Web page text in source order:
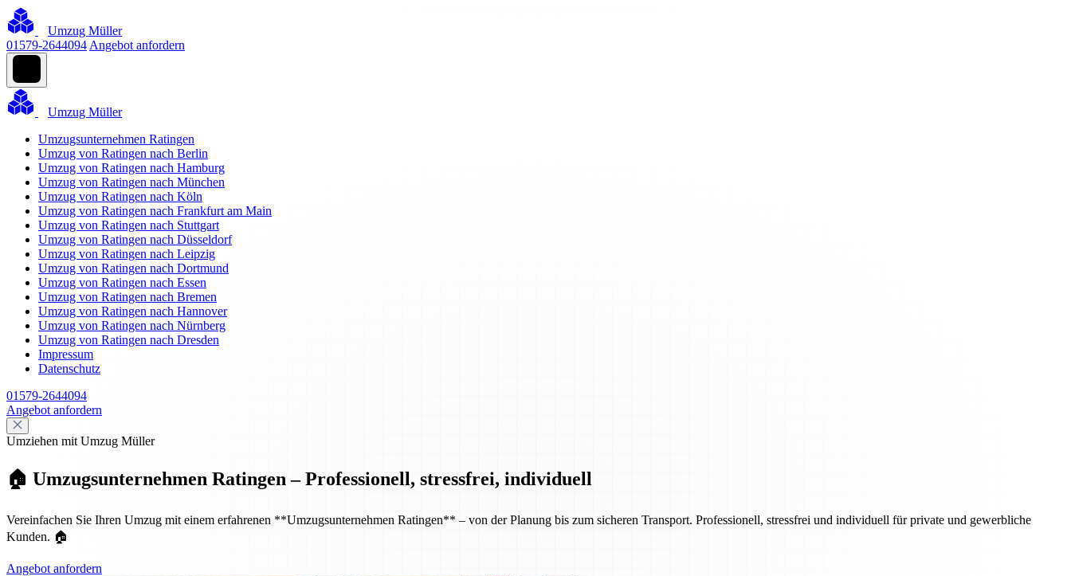
Umzug Müller
01579-2644094 Angebot anfordern
Umzug Müller
Umzugsunternehmen Ratingen
Umzug von Ratingen nach Berlin
Umzug von Ratingen nach Hamburg
Umzug von Ratingen nach München
Umzug von Ratingen nach Köln
Umzug von Ratingen nach Frankfurt am Main
Umzug von Ratingen nach Stuttgart
Umzug von Ratingen nach Düsseldorf
Umzug von Ratingen nach Leipzig
Umzug von Ratingen nach Dortmund
Umzug von Ratingen nach Essen
Umzug von Ratingen nach Bremen
Umzug von Ratingen nach Hannover
Umzug von Ratingen nach Nürnberg
Umzug von Ratingen nach Dresden
Impressum
Datenschutz
01579-2644094
Angebot anfordern
Umziehen mit Umzug Müller
🏠 Umzugsunternehmen Ratingen – Professionell, stressfrei, individuell
Vereinfachen Sie Ihren Umzug mit einem erfahrenen **Umzugsunternehmen Ratingen** – von der Planung bis zum sicheren Transport. Professionell, stressfrei und individuell für private und gewerbliche
Kunden. 🏠
Angebot anfordern